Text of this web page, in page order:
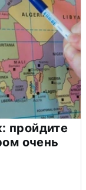
пройдите
очень